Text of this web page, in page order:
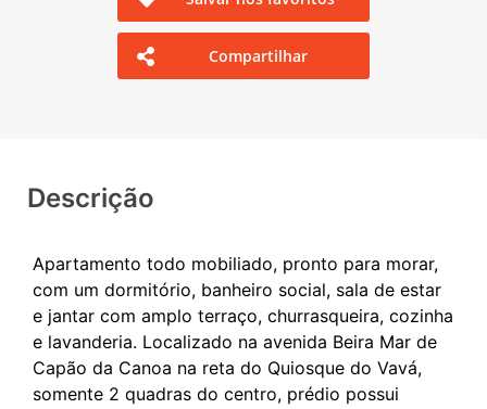
Compartilhar
Descrição
Apartamento todo mobiliado, pronto para morar,
com um dormitório, banheiro social, sala de estar
e jantar com amplo terraço, churrasqueira, cozinha
e lavanderia. Localizado na avenida Beira Mar de
Capão da Canoa na reta do Quiosque do Vavá,
somente 2 quadras do centro, prédio possui